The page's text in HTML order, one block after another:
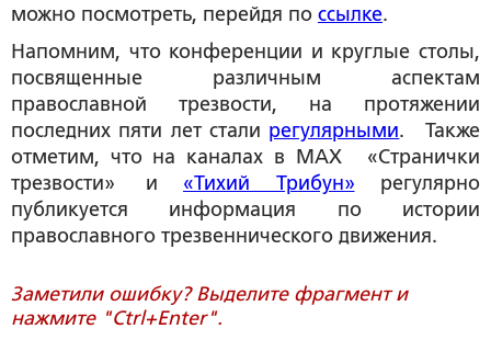
можно посмотреть, перейдя по ссылке.
Напомним, что конференции и круглые столы,
посвященные различным аспектам
православной трезвости, на протяжении
последних пяти лет стали регулярными. Также
отметим, что на каналах в MAX «Странички
трезвости» и «Тихий Трибун» регулярно
публикуется информация по истории
православного трезвеннического движения.
Заметили ошибку? Выделите фрагмент и
нажмите "Ctrl+Enter".